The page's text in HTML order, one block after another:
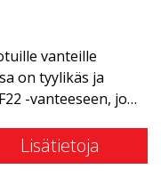
vanteille
on tyylikäs ja
-vanteeseen, joka
-perheeseen.
50 %:n
johtavien kilpa-
Lisätietoja